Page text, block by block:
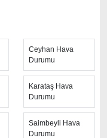
ve saatlik hava
Hava durumu 7
tahminlerinin
saatlik hava
sitede yer alan
görseller ile
Ayrıca sitede
ile bulutların
Ceyhan Hava
Durumu
Karataş Hava
Durumu
Saimbeyli Hava
Durumu